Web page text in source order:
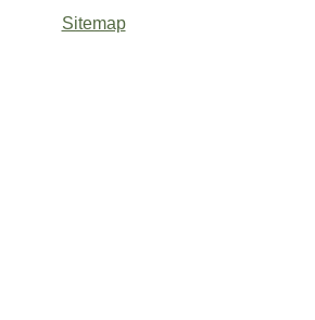
Sitemap